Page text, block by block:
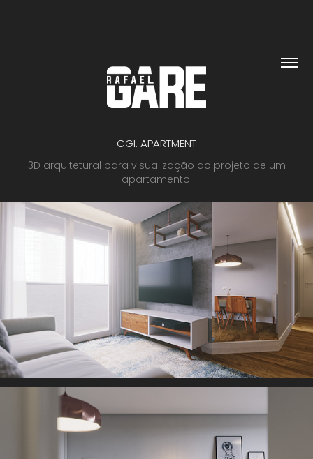
CGI: APARTMENT
3D arquitetural para visualização do projeto de um
apartamento.